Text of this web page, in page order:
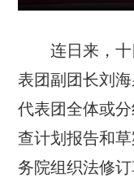
连日来，十
表团副团长刘
代表团全体或
查计划报告和
务院组织法修